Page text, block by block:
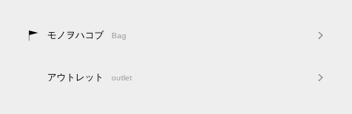
モノヲハコブ Bag
アウトレット outlet